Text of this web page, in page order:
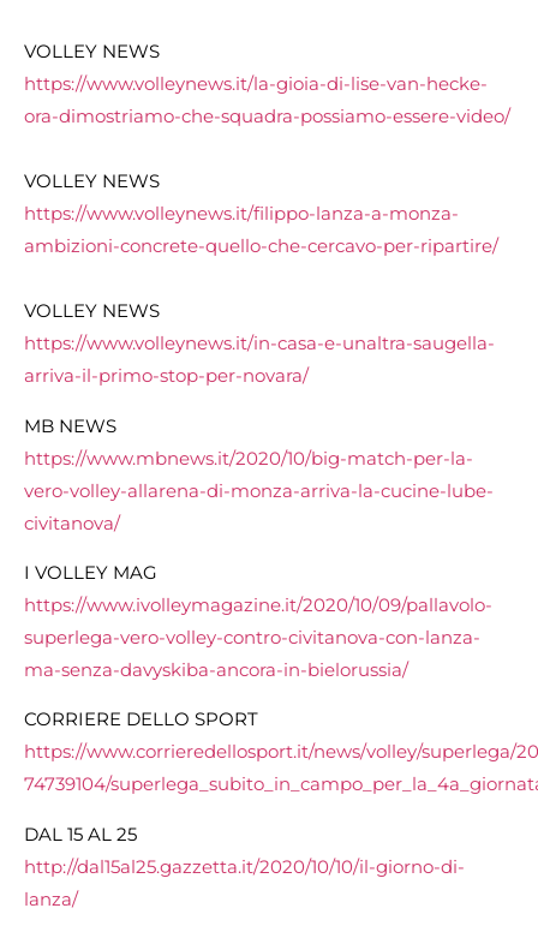
VOLLEY NEWS
https://www.volleynews.it/la-gioia-di-lise-van-hecke-
ora-dimostriamo-che-squadra-possiamo-essere-video/
VOLLEY NEWS
https://www.volleynews.it/filippo-lanza-a-monza-
ambizioni-concrete-quello-che-cercavo-per-ripartire/
VOLLEY NEWS
https://www.volleynews.it/in-casa-e-unaltra-saugella-
arriva-il-primo-stop-per-novara/
MB NEWS
https://www.mbnews.it/2020/10/big-match-per-la-
vero-volley-allarena-di-monza-arriva-la-cucine-lube-
civitanova/
I VOLLEY MAG
https://www.ivolleymagazine.it/2020/10/09/pallavolo-
superlega-vero-volley-contro-civitanova-con-lanza-
ma-senza-davyskiba-ancora-in-bielorussia/
CORRIERE DELLO SPORT
https://www.corrieredellosport.it/news/volley/superlega/
74739104/
DAL 15 AL 25
http://dal15al25.gazzetta.it/2020/10/10/il-giorno-di-
lanza/